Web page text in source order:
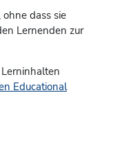
dass sie
Lernenden zur
Educational